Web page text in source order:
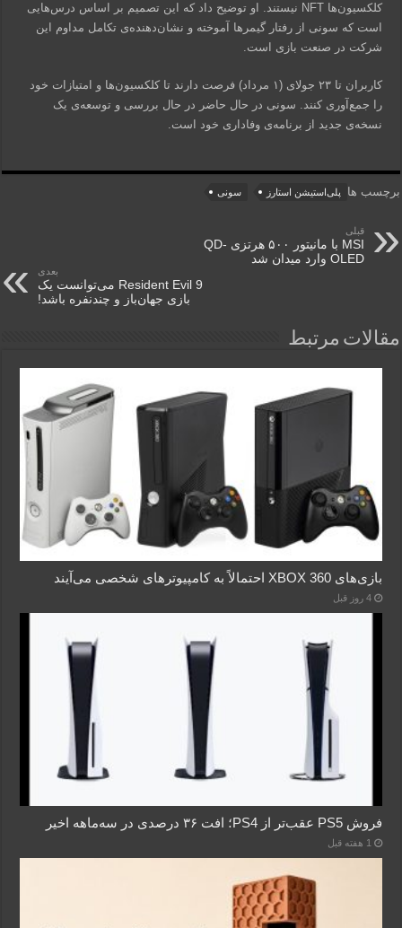
کلکسیون‌ها NFT نیستند. او توضیح داد که این تصمیم بر اساس درس‌هایی
است که سونی از رفتار گیمرها آموخته و نشان‌دهنده‌ی تکامل مداوم این
شرکت در صنعت بازی است.
کاربران تا ۲۳ جولای (۱ مرداد) فرصت دارند تا کلکسیون‌ها و امتیازات خود
را جمع‌آوری کنند. سونی در حال حاضر در حال بررسی و توسعه‌ی یک
نسخه‌ی جدید از برنامه‌ی وفاداری خود است.
برچسب ها پلی‌استیشن استارز سونی
قبلی
MSI با مانیتور ۵۰۰ هرتزی QD-
OLED وارد میدان شد
بعدی
Resident Evil 9 می‌توانست یک
بازی جهان‌باز و چندنفره باشد!
مقالات مرتبط
بازی‌های XBOX 360 احتمالاً به کامپیوترهای شخصی می‌آیند
4 روز قبل
فروش PS5 عقب‌تر از PS4؛ افت ۳۶ درصدی در سه‌ماهه اخیر
1 هفته قبل